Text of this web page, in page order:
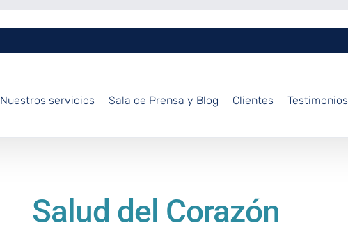
Nuestros servicios Sala de Prensa y Blog Clientes Testimonios
Salud del Corazón